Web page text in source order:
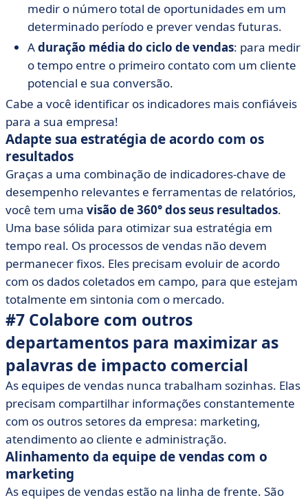
medir o número total de oportunidades em um
determinado período e prever vendas futuras.
Aduração média do ciclo de vendas: para medir
o tempo entre o primeiro contato com um cliente
potencial e sua conversão.
Cabe a você identificar os indicadores mais confiáveis
para a sua empresa!
Adapte sua estratégia de acordo com os
resultados
Graças a uma combinação de indicadores-chave de
desempenho relevantes e ferramentas de relatórios,
você tem uma visão de 360° dos seus resultados.
Uma base sólida para otimizar sua estratégia em
tempo real. Os processos de vendas não devem
permanecer fixos. Eles precisam evoluir de acordo
com os dados coletados em campo, para que estejam
totalmente em sintonia com o mercado.
#7 Colabore com outros
departamentos para maximizar as
palavras de impacto comercial
As equipes de vendas nunca trabalham sozinhas. Elas
precisam compartilhar informações constantemente
com os outros setores da empresa: marketing,
atendimento ao cliente e administração.
Alinhamento da equipe de vendas com o
marketing
As equipes de vendas estão na linha de frente. São